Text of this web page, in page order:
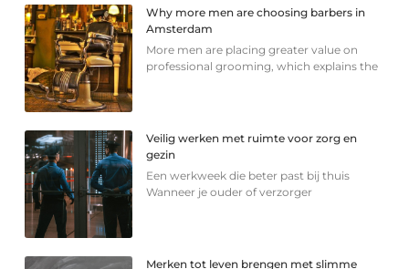
Why more men are choosing barbers in
Amsterdam
More men are placing greater value on
professional grooming, which explains the
Veilig werken met ruimte voor zorg en
gezin
Een werkweek die beter past bij thuis
Wanneer je ouder of verzorger
Merken tot leven brengen met slimme